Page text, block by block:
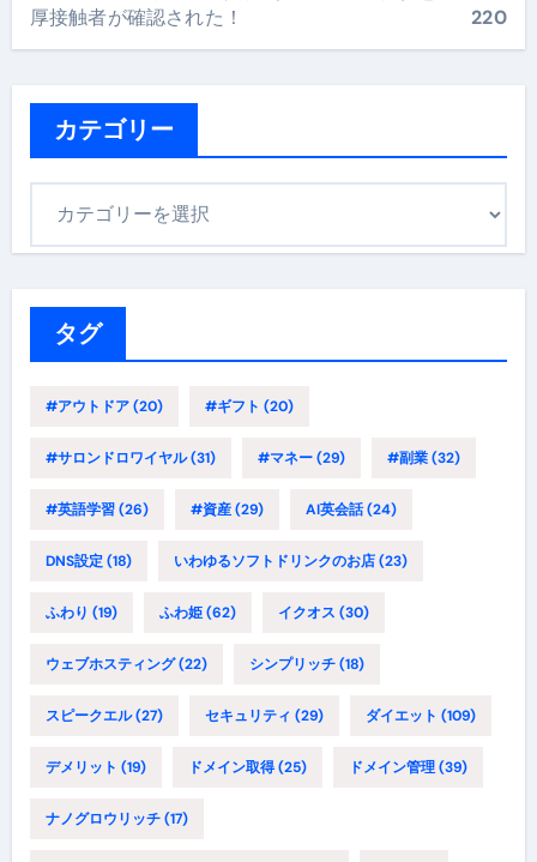
厚接触者が確認された！
220
カテゴリー
タグ
#アウトドア(20) #ギフト (20)
#サロンドロワイヤル(31) #マネー(29) #副業(32)
#英語学習(26) #資産(29) AI英会話(24)
DNS設定(18) いわゆるソフトドリンクのお店(23)
ふわり (19) ふわ姫(62) イクオス (30)
ウェブホスティング(22) シンプリッチ(18)
スピークエル(27) セキュリティ (29) ダイエット (109)
デメリット (19) ドメイン取得(25) ドメイン管理(39)
ナノグロウリッチ(17)